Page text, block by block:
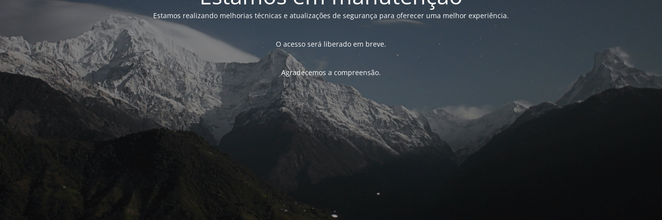
Estamos realizando melhorias técnicas e atualizações de segurança para oferecer uma melhor experiência.
O acesso será liberado em breve.
Agradecemos a compreensão.